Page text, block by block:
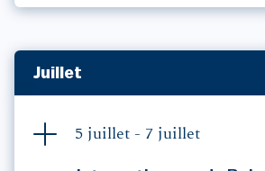
Juillet
5 juillet - 7 juillet